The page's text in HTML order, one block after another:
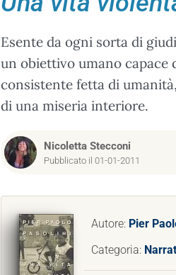
Esente da ogni sorta di
un obiettivo umano capace
consistente fetta di
di una miseria interiore.
Nicoletta Stecconi
Pubblicato il 01-01-2011
Autore: Pier
Categoria: